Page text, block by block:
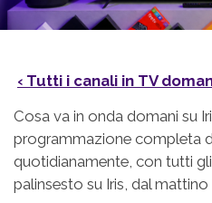
‹ Tutti i canali in TV
Cosa va in onda domani su
programmazione completa
quotidianamente, con tutti
palinsesto su Iris, dal